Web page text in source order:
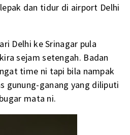
dan tidur di airport Delhi
Delhi ke Srinagar pula
sejam setengah. Badan
time ni tapi bila nampak
gunung-ganang yang diliputi
mata ni.